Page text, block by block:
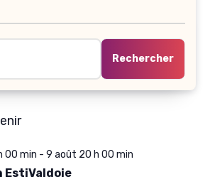
Rechercher
00 min - 9 août 20 h 00 min
EstiValdoie